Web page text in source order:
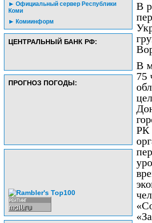
Официальный сервер Республики
Коми
Комиинформ
ЦЕНТРАЛЬНЫЙ БАНК РФ:
ПРОГНОЗ ПОГОДЫ:
В
В
75
РК